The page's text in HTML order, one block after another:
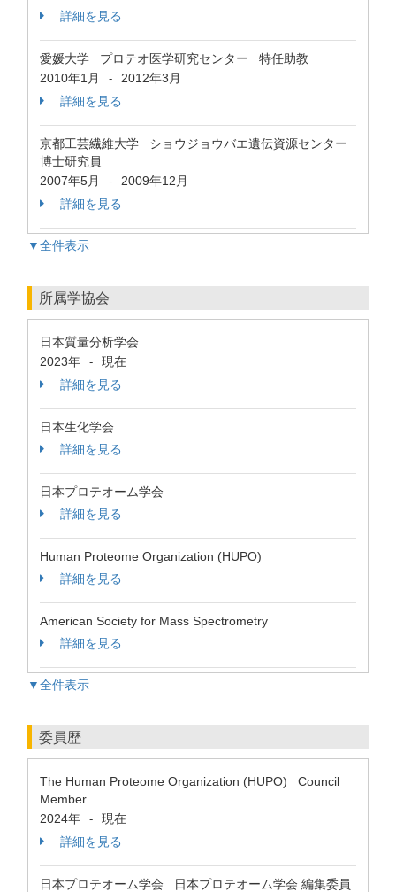
詳細を見る
愛媛大学 プロテオ医学研究センター 特任助教
2010年1月
-
2012年3月
詳細を見る
京都工芸繊維大学 ショウジョウバエ遺伝資源センター
博士研究員
2007年5月
-
2009年12月
詳細を見る
▼全件表示
所属学協会
日本質量分析学会
2023年
-
現在
詳細を見る
日本生化学会
詳細を見る
日本プロテオーム学会
詳細を見る
Human Proteome Organization (HUPO)
詳細を見る
American Society for Mass Spectrometry
詳細を見る
▼全件表示
委員歴
The Human Proteome Organization (HUPO) Council
Member
2024年
-
現在
詳細を見る
日本プロテオーム学会 日本プロテオーム学会 編集委員